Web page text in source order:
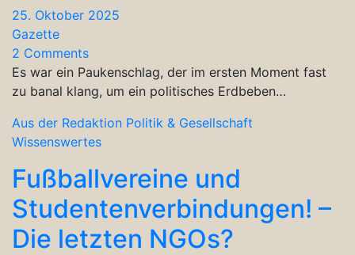
25. Oktober 2025
Gazette
2 Comments
Es war ein Paukenschlag, der im ersten Moment fast
zu banal klang, um ein politisches Erdbeben…
Aus der Redaktion Politik & Gesellschaft
Wissenswertes
Fußballvereine und
Studentenverbindungen! –
Die letzten NGOs?